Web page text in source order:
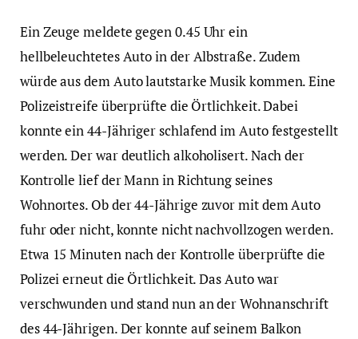
Ein Zeuge meldete gegen 0.45 Uhr ein
hellbeleuchtetes Auto in der Albstraße. Zudem
würde aus dem Auto lautstarke Musik kommen. Eine
Polizeistreife überprüfte die Örtlichkeit. Dabei
konnte ein 44-Jähriger schlafend im Auto festgestellt
werden. Der war deutlich alkoholisert. Nach der
Kontrolle lief der Mann in Richtung seines
Wohnortes. Ob der 44-Jährige zuvor mit dem Auto
fuhr oder nicht, konnte nicht nachvollzogen werden.
Etwa 15 Minuten nach der Kontrolle überprüfte die
Polizei erneut die Örtlichkeit. Das Auto war
verschwunden und stand nun an der Wohnanschrift
des 44-Jährigen. Der konnte auf seinem Balkon